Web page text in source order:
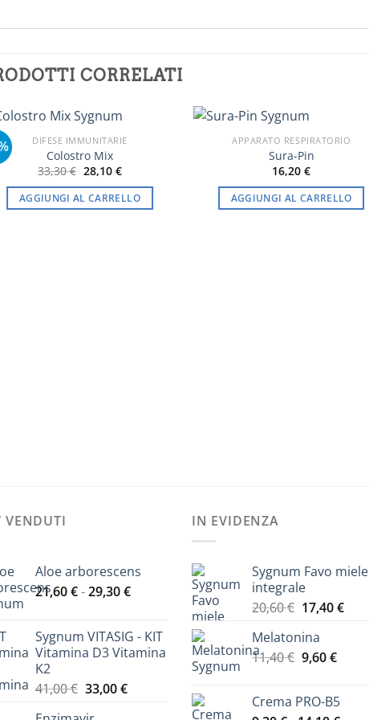
CORRELATI
DIFESE IMMUNITARIE
Colostro Mix
33,30€ Il
originale
era:
28,10 €Il
attuale
è:
AGGIUNGI AL CARRELLO
APPARATO RESPIRATORIO
Sura-Pin
16,20€
AGGIUNGI AL CARRELLO
VENDUTI
Aloe arborescens
21,60€-29,30€Fascia
da
21,60 €
Sygnum VITASIG - KIT
Vitamina D3 Vitamina
K2
41,00€ Il
33,00€Il
IN EVIDENZA
Sygnum Favo miele
integrale
20,60€ Il
originale
era:
17,40€Il
Melatonina
11,40€ Il
era:
9,60€Il
è:
Crema PRO-B5